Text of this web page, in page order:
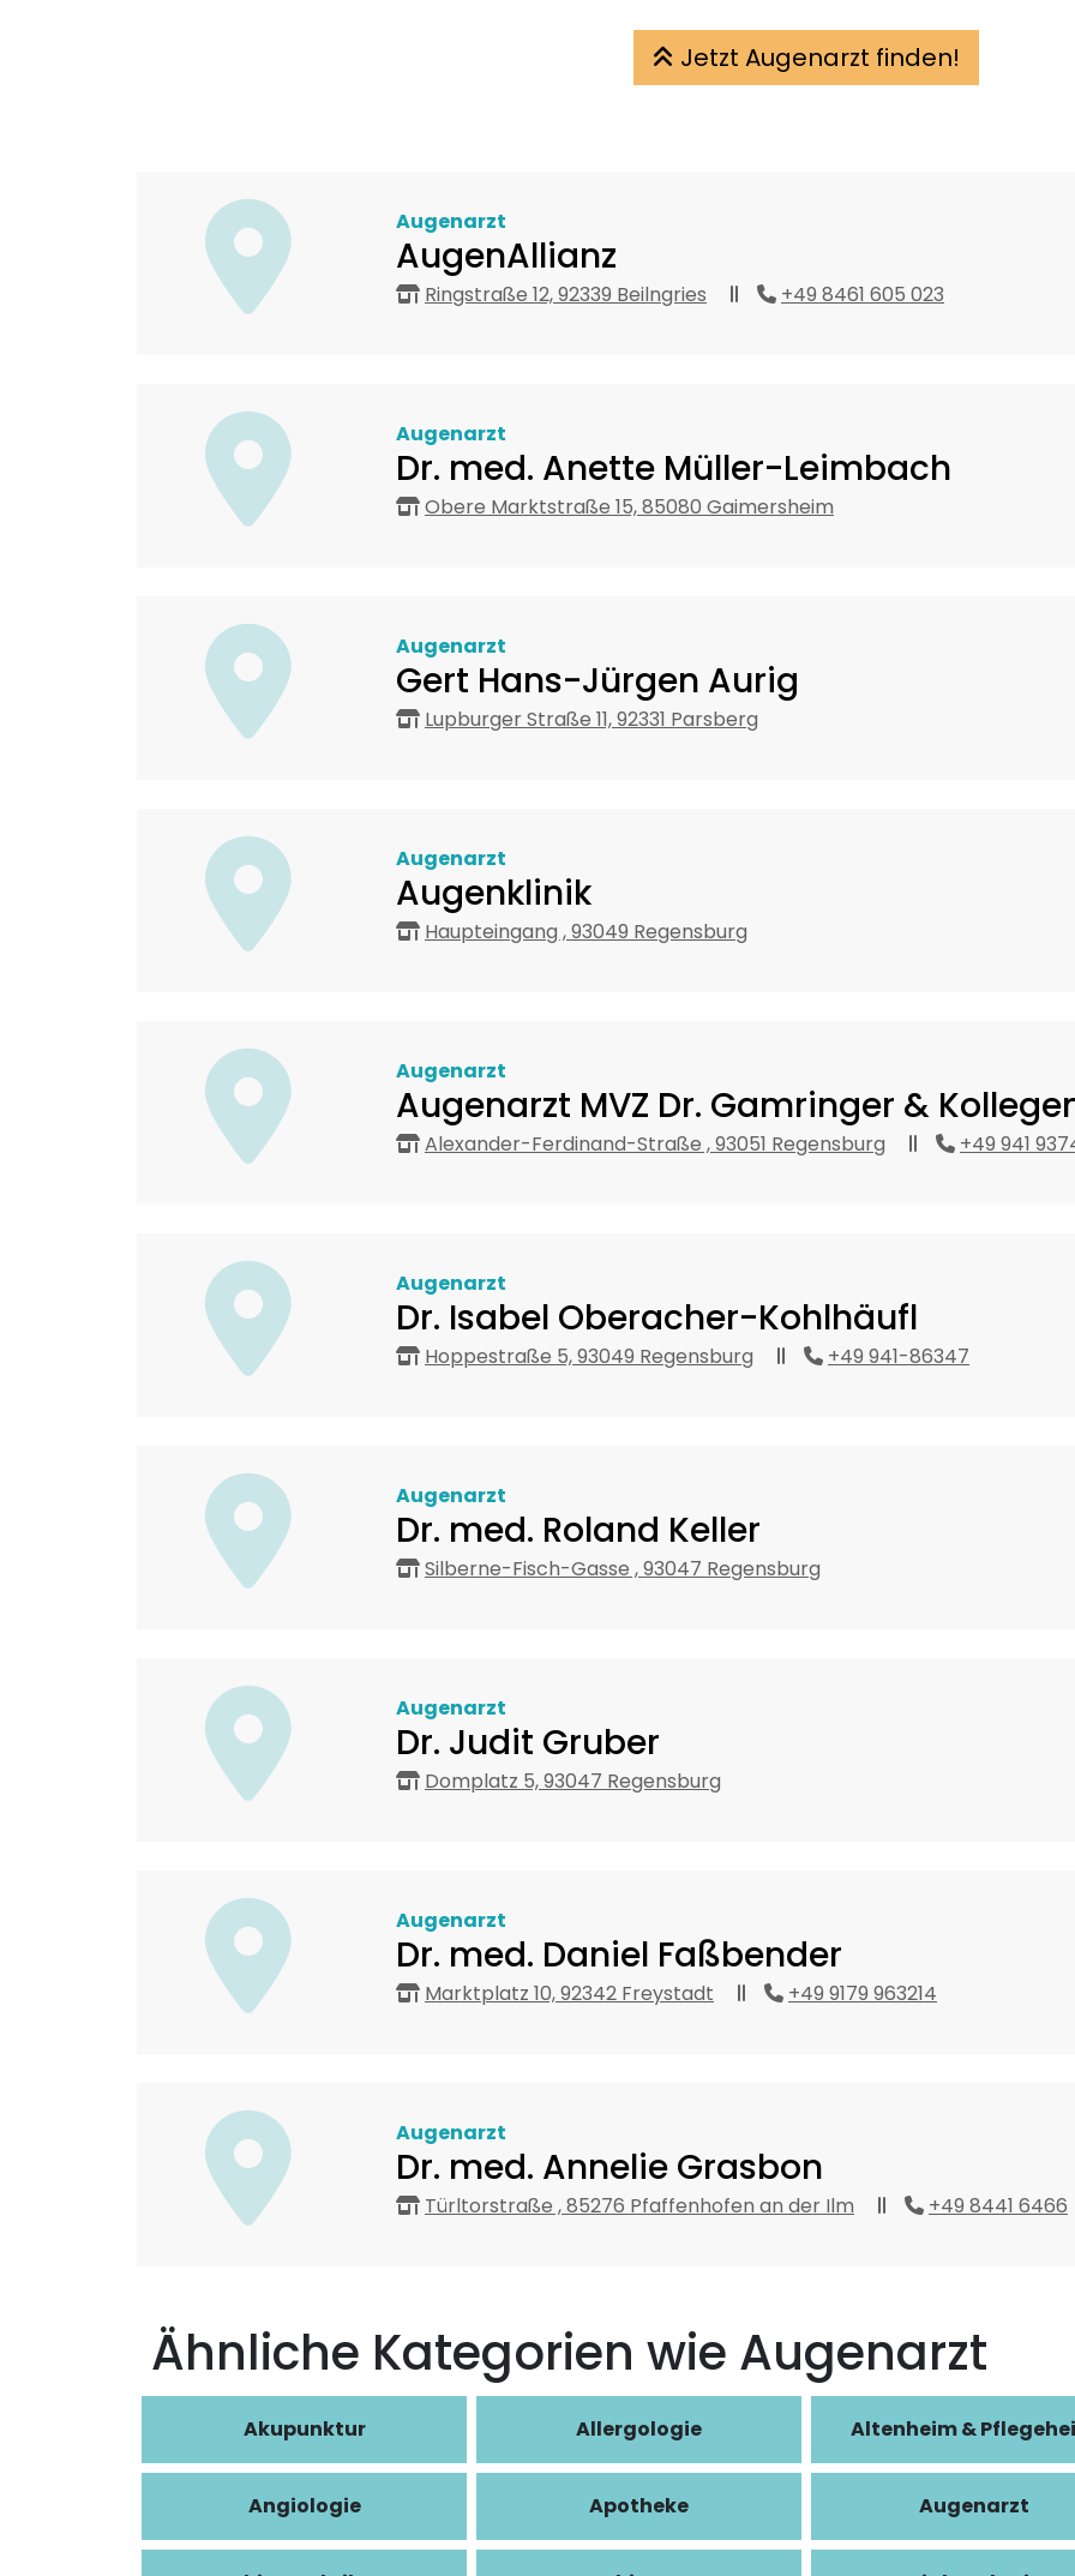
Jetzt Augenarzt finden!
Augenarzt
AugenAllianz
Ringstraße 12, 92339 Beilngries +49 8461 605 023
Augenarzt
Dr. med. Anette Müller-Leimbach
Obere Marktstraße 15, 85080 Gaimersheim
Augenarzt
Gert Hans-Jürgen Aurig
Lupburger Straße 11, 92331 Parsberg
Augenarzt
Augenklinik
Haupteingang , 93049 Regensburg
Augenarzt
Augenarzt MVZ Dr. Gamringer &
Alexander-Ferdinand-Straße , 93051 Regensburg +49 941
Augenarzt
Dr. Isabel Oberacher-Kohlhäufl
Hoppestraße 5, 93049 Regensburg +49 941-86347
Augenarzt
Dr. med. Roland Keller
Silberne-Fisch-Gasse , 93047 Regensburg
Augenarzt
Dr. Judit Gruber
Domplatz 5, 93047 Regensburg
Augenarzt
Dr. med. Daniel Faßbender
Marktplatz 10, 92342 Freystadt +49 9179 963214
Augenarzt
Dr. med. Annelie Grasbon
Türltorstraße , 85276 Pfaffenhofen an der Ilm +49 8441 6466
Ähnliche Kategorien wie Augenarzt
Akupunktur Allergologie Altenheim &
Angiologie Apotheke Augenarzt